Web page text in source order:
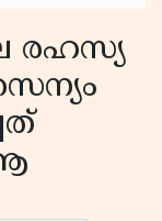
രഹസ്യ